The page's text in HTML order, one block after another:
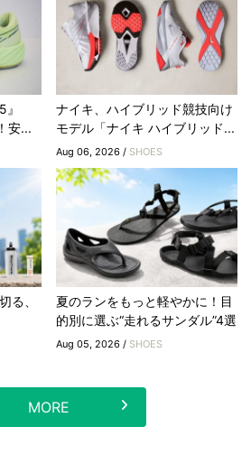
安...
ナイキ、ハイブリッド競技向け
モデル「ナイキ ハイブリッド...
Aug 06, 2026 / SHOES
る、
夏のランをもっと軽やかに！目
的別に選ぶ“走れるサンダル”4選
Aug 05, 2026 / SHOES
MORE